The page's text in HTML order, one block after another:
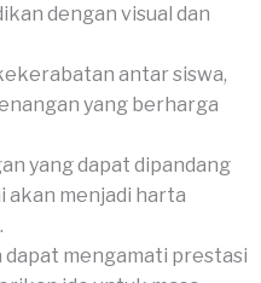
dengan visual dan
antar siswa,
yang berharga
yang dapat dipandang
akan menjadi harta
dapat mengamati prestasi